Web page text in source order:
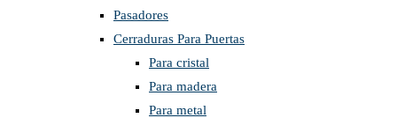
Pasadores
Cerraduras Para Puertas
Para cristal
Para madera
Para metal